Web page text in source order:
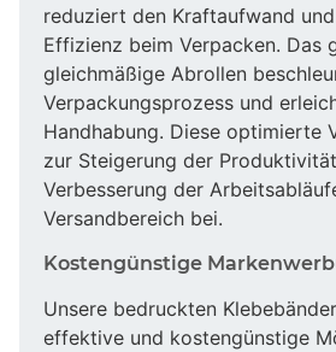
reduziert den Kraftaufwand
Effizienz beim Verpacken. Das
gleichmäßige Abrollen
Verpackungsprozess und
Handhabung. Diese optimierte
zur Steigerung der
Verbesserung der
Versandbereich bei.
Kostengünstige
Unsere bedruckten
effektive und kostengünstige